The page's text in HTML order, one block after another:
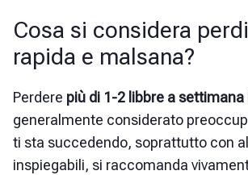
Cosa si considera
rapida e malsana?
Perdere più di 1-2 libbre a settimana
generalmente considerato
ti sta succedendo, soprattutto con
inspiegabili, si raccomanda